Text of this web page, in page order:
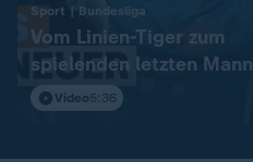
Sport | Bundesliga
Vom Linien-Tiger zum
spielenden letzten Mann
Video5:36